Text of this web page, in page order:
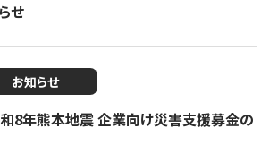
せ
お知らせ
和8年熊本地震 企業向け災害支援募金の